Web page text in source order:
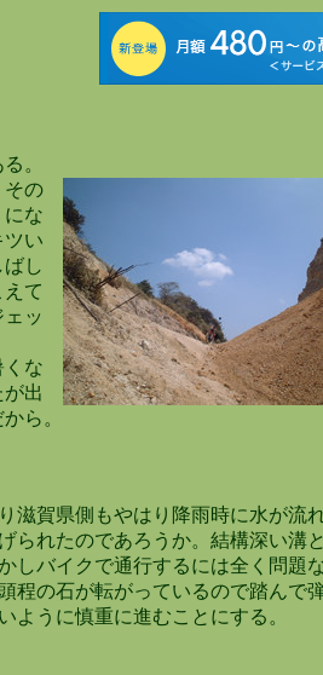
る。
その
な
ツい
し
て
ッ
な
出
ら。
賀県側もやはり降雨時に水が流
られたのであろうか。結構深い溝
しバイクで通行するには全く問題な
程の石が転がっているので踏んで
ように慎重に進むことにする。